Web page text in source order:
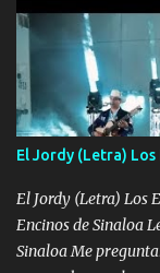
Música Amar me
quieren billetes y
pasión en la troca
quiero que sea
quieres en ese
madre no quiero
chile quisiera ser
encierra princesa tu
la peligro...
El Jordy (Letra) Los
El Jordy (Letra) Los
Encinos de Sinaloa
Sinaloa Me